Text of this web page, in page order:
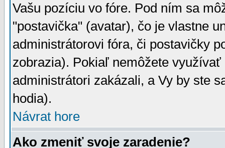
Vašu pozíciu vo fóre. Pod ním sa
"postavička" (avatar), čo je vlastne
administrátorovi fóra, či postavičky
zobrazia). Pokiaľ nemôžete
administrátori zakázali, a Vy by ste
hodia).
Návrat hore
Ako zmeniť svoje zaradenie?